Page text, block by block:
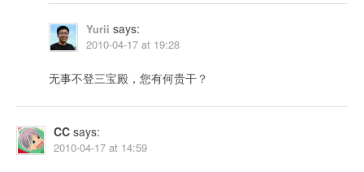
Yurii says:
2010-04-17 at 19:28
无事不登三宝殿，您有何贵干？
CC says:
2010-04-17 at 14:59